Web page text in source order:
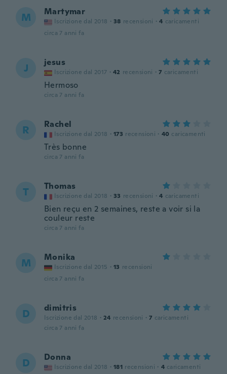
M Martymar
Iscrizione dal 2018 · 38 recensioni · 4 caricamenti
circa 7 anni fa
J jesus
Iscrizione dal 2017 · 42 recensioni · 7 caricamenti
Hermoso
circa 7 anni fa
R Rachel
Iscrizione dal 2018 · 173 recensioni · 40 caricamenti
Très bonne
circa 7 anni fa
T Thomas
Iscrizione dal 2018 · 33 recensioni · 4 caricamenti
Bien reçu en 2 semaines, reste a voir si la
couleur reste
circa 7 anni fa
M Monika
Iscrizione dal 2015 · 13 recensioni
circa 7 anni fa
D dimitris
Iscrizione dal 2018 · 24 recensioni · 7 caricamenti
circa 7 anni fa
D Donna
Iscrizione dal 2018 · 181 recensioni · 4 caricamenti